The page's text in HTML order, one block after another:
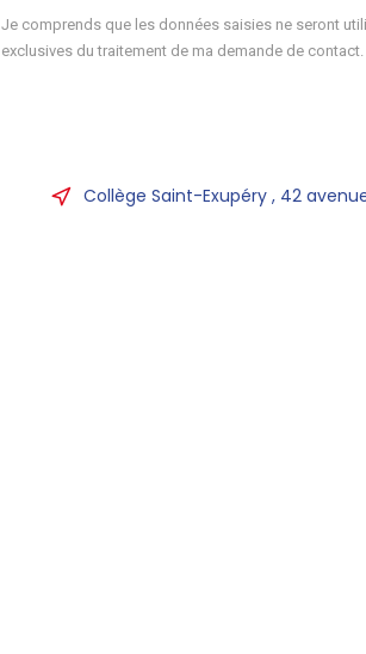
Je comprends que les données saisies ne seront
exclusives du traitement de ma demande de contact.
Collège Saint-Exupéry , 42